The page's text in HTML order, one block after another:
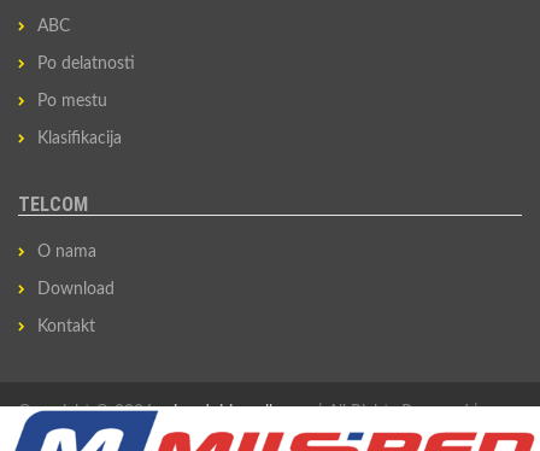
ABC
Po delatnosti
Po mestu
Klasifikacija
TELCOM
O nama
Download
Kontakt
Copyright © 2026privredni-imenik.com
Izradio Sovan